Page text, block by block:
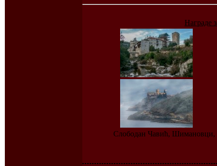
Награде
Слободан Чавић, Шимановци,